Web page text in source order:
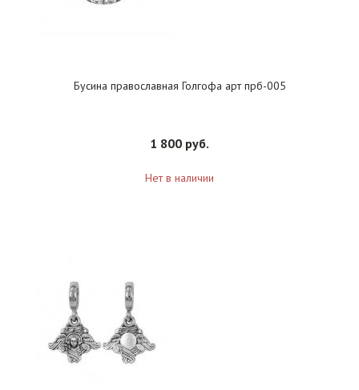
Бусина православная Голгофа арт прб-005
1 800 руб.
Нет в наличии